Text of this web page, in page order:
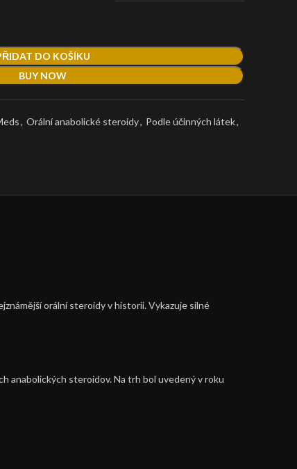
DO KOŠÍKU
BUY NOW
, Orální anabolické steroidy, Podle účinných látek,
orální steroidy v historii. Vykazuje silné
anabolických steroidov. Na trh bol uvedený v roku